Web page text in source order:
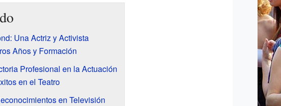
Una Actriz y Activista
Años y Formación
Profesional en la Actuación
en el Teatro
en Televisión